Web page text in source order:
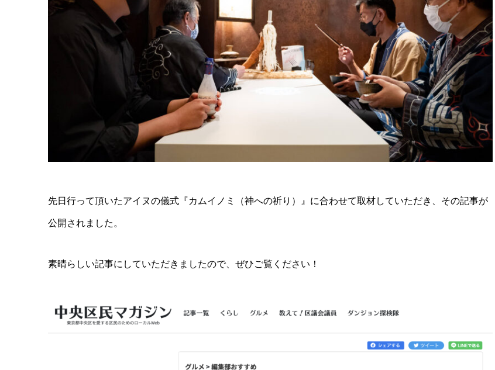
先日行って頂いたアイヌの儀式『カムイノミ（神への祈り）』に合わせて取材していただき、その記事が
公開されました。
素晴らしい記事にしていただきましたので、ぜひご覧ください！